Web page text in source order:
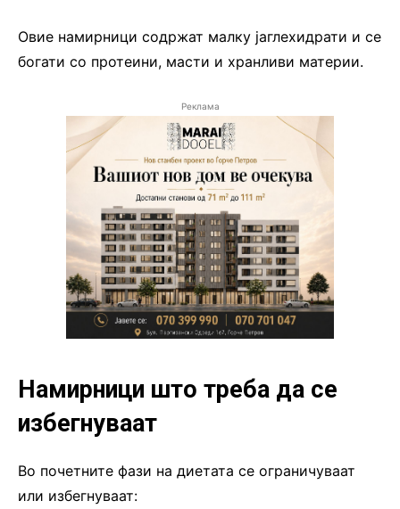
Овие намирници содржат малку јаглехидрати и се
богати со протеини, масти и хранливи материи.
Реклама
Намирници што треба да се
избегнуваат
Во почетните фази на диетата се ограничуваат
или избегнуваат: